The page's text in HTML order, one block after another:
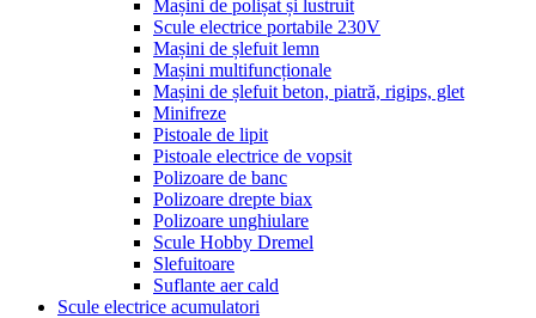
Mașini de polișat și lustruit
Scule electrice portabile 230V
Mașini de șlefuit lemn
Mașini multifuncționale
Mașini de șlefuit beton, piatră, rigips, glet
Minifreze
Pistoale de lipit
Pistoale electrice de vopsit
Polizoare de banc
Polizoare drepte biax
Polizoare unghiulare
Scule Hobby Dremel
Slefuitoare
Suflante aer cald
Scule electrice acumulatori